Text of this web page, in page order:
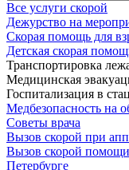
Все услуги скорой
Дежурство на
Скорая помощь для
Детская скорая
Транспортировка
Медицинская
Госпитализация в
Медбезопасность на
Советы врача
Вызов скорой при
Вызов скорой
Петербурге